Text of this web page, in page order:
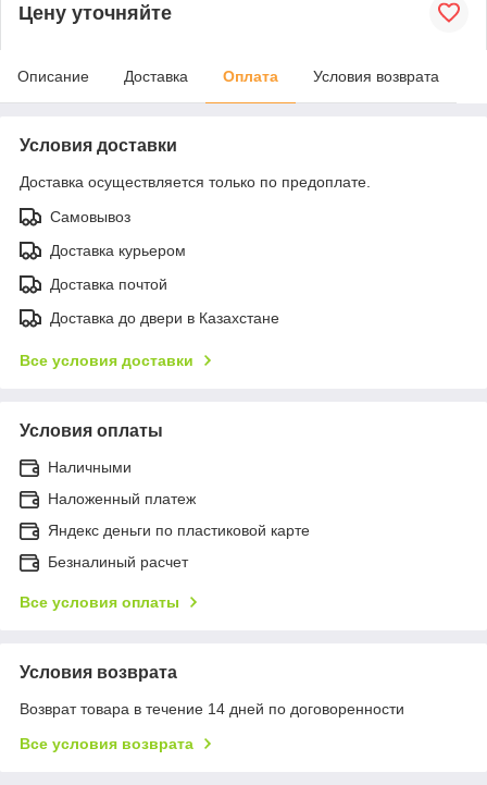
Цену уточняйте
Описание Доставка Оплата Условия возврата
Условия доставки
Доставка осуществляется только по предоплате.
Самовывоз
Доставка курьером
Доставка почтой
Доставка до двери в Казахстане
Все условия доставки
Условия оплаты
Наличными
Наложенный платеж
Яндекс деньги по пластиковой карте
Безналиный расчет
Все условия оплаты
Условия возврата
Возврат товара в течение 14 дней по договоренности
Все условия возврата